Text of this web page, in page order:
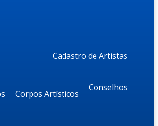
Cadastro de Artistas
Conselhos
Corpos Artísticos